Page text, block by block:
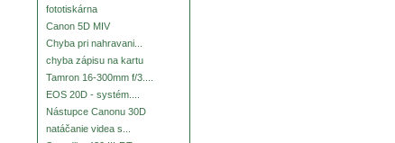
fototiskárna
Canon 5D MIV
Chyba pri nahravani...
chyba zápisu na kartu
Tamron 16-300mm f/3....
EOS 20D - systém....
Nástupce Canonu 30D
natáčanie videa s...